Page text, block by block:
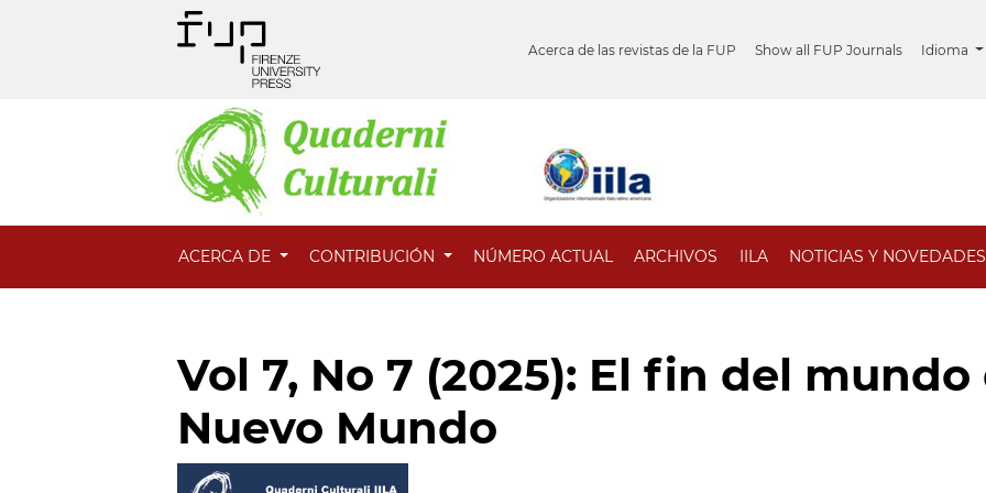
Acerca de las revistas de la FUP Show all FUP Journals Idioma
ACERCA DE CONTRIBUCIÓN NÚMERO ACTUAL ARCHIVOS IILA NOTICIAS Y NOVEDADES
Vol 7, No 7 (2025): El fin del mundo
Nuevo Mundo